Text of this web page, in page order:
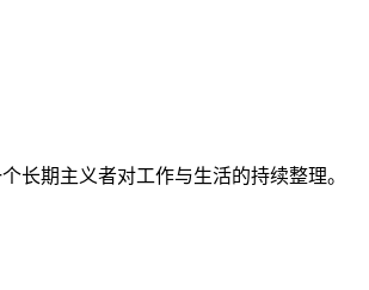
长期主义者对工作与生活的持续整理。